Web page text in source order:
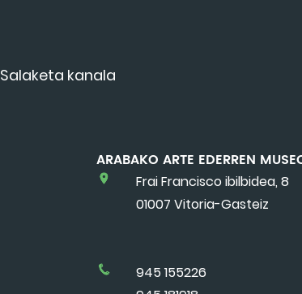
Salaketa kanala
ARABAKO ARTE EDERREN
Frai Francisco ibilbidea, 8
01007 Vitoria-Gasteiz
945 155226